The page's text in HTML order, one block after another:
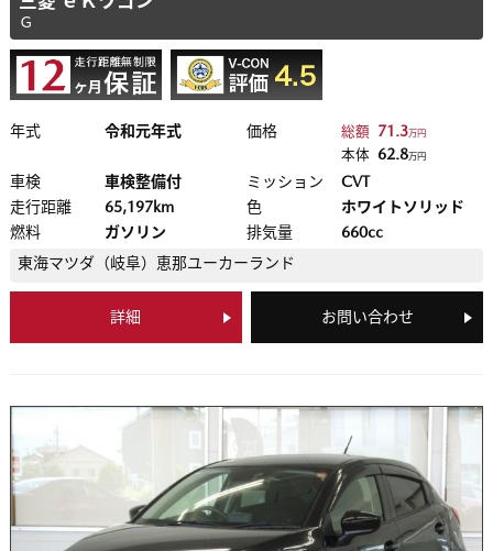
Ｇ
年式 令和元年式 価格 総額 71.3万円
本体 62.8万円
車検 車検整備付 ミッション
CVT
走行距離
65,197km 色
ホワイトソリッド
燃料
ガソリン 排気量
660cc
東海マツダ（岐阜） 恵那ユーカーランド
詳細 お問い合わせ